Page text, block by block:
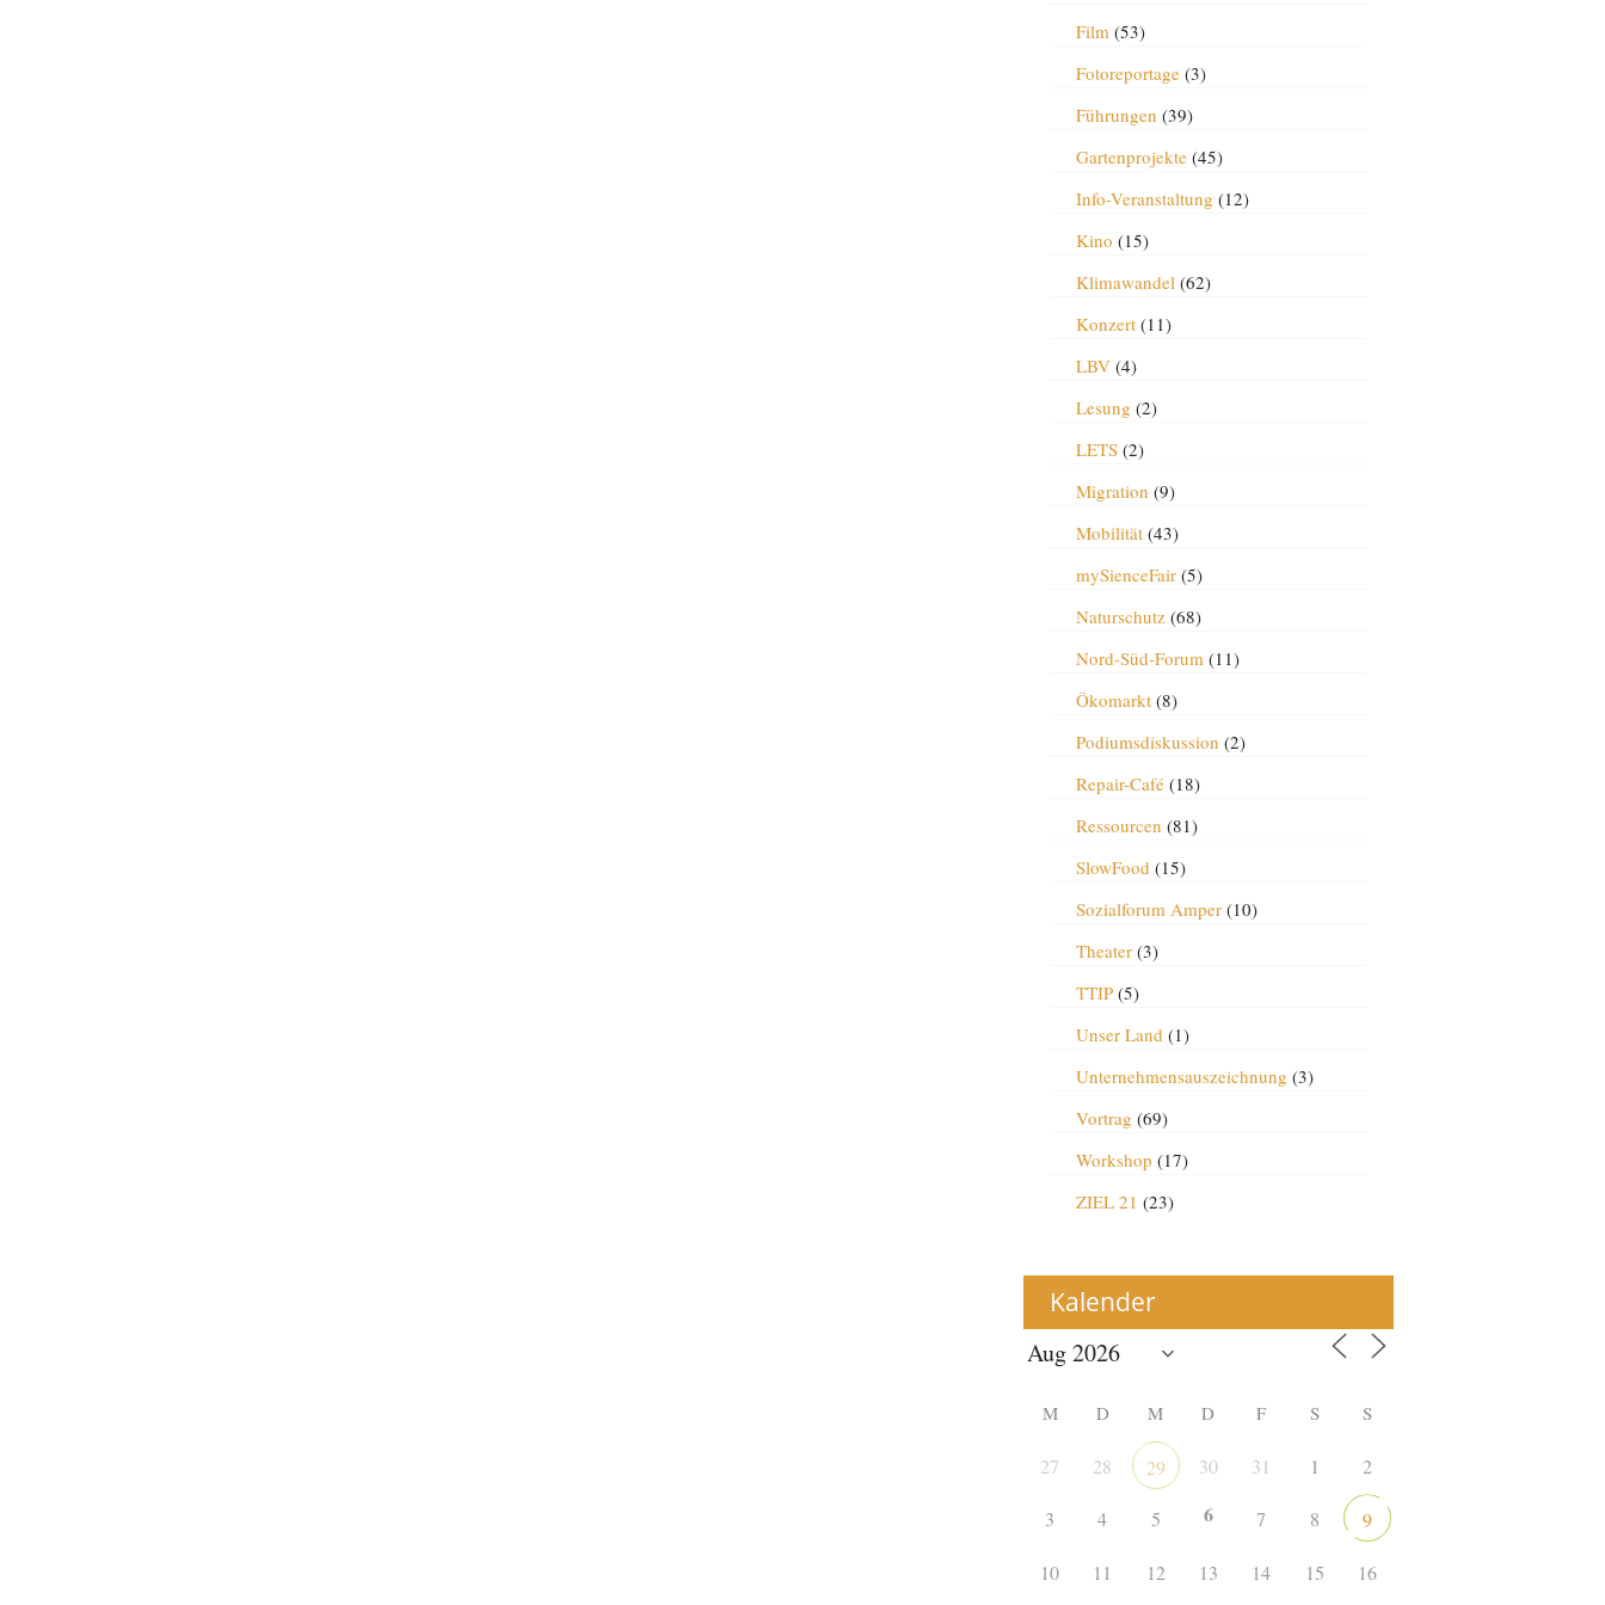
Film(53)
Fotoreportage(3)
Führungen (39)
Gartenprojekte(45)
Info-Veranstaltung (12)
Kino (15)
Klimawandel(62)
Konzert(11)
LBV(4)
Lesung (2)
LETS(2)
Migration (9)
Mobilität(43)
mySienceFair(5)
Naturschutz(68)
Nord-Süd-Forum(11)
Ökomarkt(8)
Podiumsdiskussion (2)
Repair-Café(18)
Ressourcen (81)
SlowFood (15)
Sozialforum Amper(10)
Theater(3)
TTIP(5)
Unser Land (1)
Unternehmensauszeichnung (3)
Vortrag (69)
Workshop (17)
ZIEL 21 (23)
Kalender
M D M D F S S
27 28 29 30 31 1 2
3 4 5 6 7 8 9
10 11 12 13 14 15 16